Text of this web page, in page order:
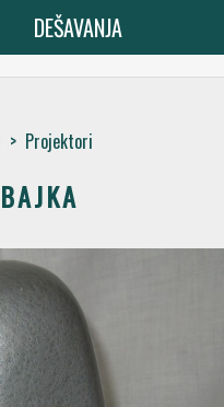
DEŠAVANJA
> Projektori